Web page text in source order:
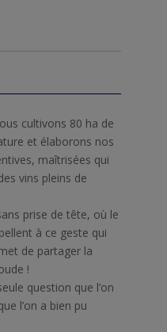
cultivons 80 ha de
et élaborons nos
maîtrisées qui
vins pleins de
prise de tête, où le
à ce geste qui
de partager la
!
question que l’on
l’on a bien pu